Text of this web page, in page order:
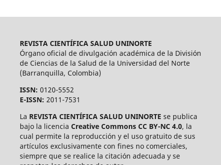
REVISTA CIENTÍFICA SALUD UNINORTE
Órgano oficial de divulgación académica de la División
de Ciencias de la Salud de la Universidad del Norte
(Barranquilla, Colombia)
ISSN: 0120-5552
E-ISSN: 2011-7531
La REVISTA CIENTÍFICA SALUD UNINORTE se publica
bajo la licencia Creative Commons CC BY-NC 4.0, la
cual permite la reproducción y el uso gratuito de sus
artículos exclusivamente con fines no comerciales,
siempre que se realice la citación adecuada y se